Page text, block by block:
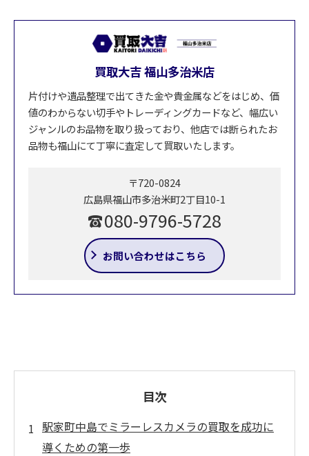
買取大吉 福山多治米店
片付けや遺品整理で出てきた金や貴金属などをはじめ、価
値のわからない切手やトレーディングカードなど、幅広い
ジャンルのお品物を取り扱っており、他店では断られたお
品物も福山にて丁寧に査定して買取いたします。
〒720-0824
広島県福山市多治米町2丁目10-1
080-9796-5728
お問い合わせはこちら
目次
駅家町中島でミラーレスカメラの買取を成功に
導くための第一歩